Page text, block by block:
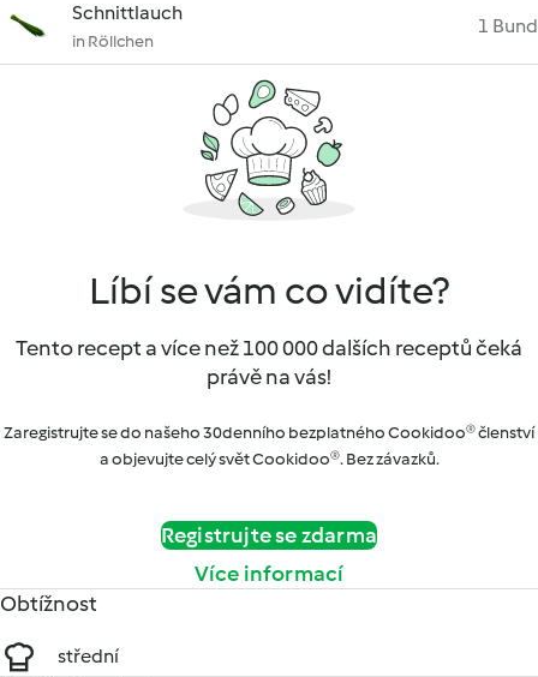
Schnittlauch
in Röllchen
1 Bund
Líbí se vám co vidíte?
Tento recept a více než 100 000 dalších receptů čeká
právě na vás!
Zaregistrujte se do našeho 30denního bezplatného Cookidoo® členství
a objevujte celý svět Cookidoo®. Bez závazků.
Registrujte se zdarma
Více informací
Obtížnost
střední